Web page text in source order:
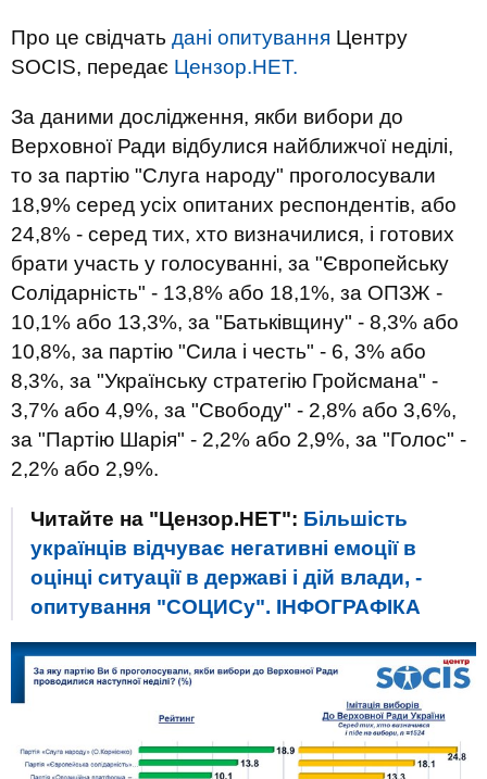
Про це свідчать дані опитування Центру
SOCIS, передає Цензор.НЕТ.
За даними дослідження, якби вибори до
Верховної Ради відбулися найближчої неділі,
то за партію "Слуга народу" проголосували
18,9% серед усіх опитаних респондентів, або
24,8% - серед тих, хто визначилися, і готових
брати участь у голосуванні, за "Європейську
Солідарність" - 13,8% або 18,1%, за ОПЗЖ -
10,1% або 13,3%, за "Батьківщину" - 8,3% або
10,8%, за партію "Сила і честь" - 6, 3% або
8,3%, за "Українську стратегію Гройсмана" -
3,7% або 4,9%, за "Свободу" - 2,8% або 3,6%,
за "Партію Шарія" - 2,2% або 2,9%, за "Голос" -
2,2% або 2,9%.
Читайте на "Цензор.НЕТ": Більшість
українців відчуває негативні емоції в
оцінці ситуації в державі і дій влади, -
опитування "СОЦИСу". ІНФОГРАФІКА